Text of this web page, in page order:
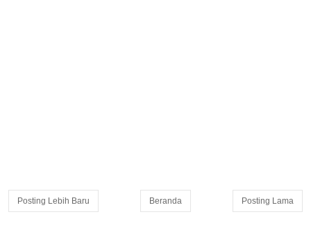
Posting Lebih Baru Posting Lama
Beranda